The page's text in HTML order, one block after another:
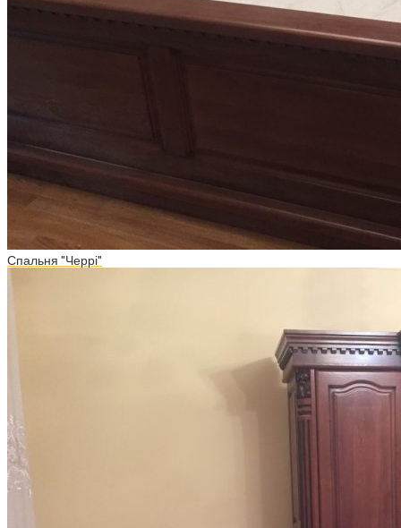
Спальня "Черрі"